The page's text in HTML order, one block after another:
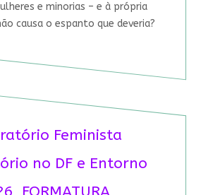
e minorias – e à própria
causa o espanto que deveria?
Feminista
no DF e Entorno